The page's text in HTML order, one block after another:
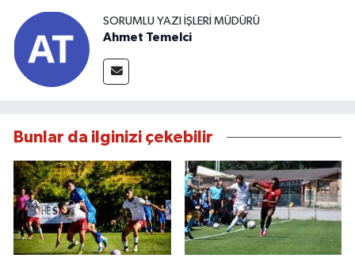
SORUMLU YAZI İŞLERI MÜDÜRÜ
Ahmet Temelci
Bunlar da ilginizi çekebilir